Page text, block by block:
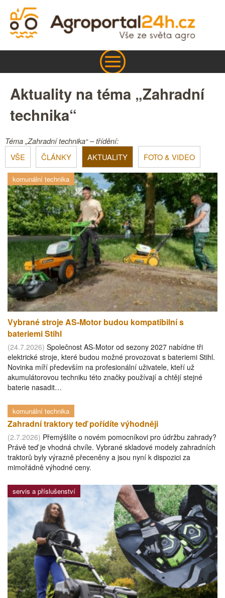
Aktuality na téma „Zahradní
technika“
Téma „Zahradní technika“ – třídění:
VŠE
ČLÁNKY AKTUALITY FOTO & VIDEO
komunální technika
Vybrané stroje AS-Motor budou kompatibilní s
bateriemi Stihl
(24.7.2026) Společnost AS-Motor od sezony 2027 nabídne tři
elektrické stroje, které budou možné provozovat s bateriemi Stihl.
Novinka míří především na profesionální uživatele, kteří už
akumulátorovou techniku této značky používají a chtějí stejné
baterie nasadit…
komunální technika
Zahradní traktory teď pořídíte výhodněji
(2.7.2026) Přemýšlíte o novém pomocníkovi pro údržbu zahrady?
Právě teď je vhodná chvíle. Vybrané skladové modely zahradních
traktorů byly výrazně přeceněny a jsou nyní k dispozici za
mimořádně výhodné ceny.
servis a příslušenství